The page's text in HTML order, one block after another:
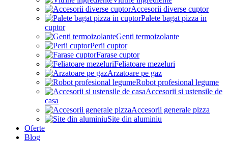
Accesorii diverse cuptor
Palete bagat pizza in
cuptor
Genti termoizolante
Perii cuptor
Farase cuptor
Feliatoare mezeluri
Arzatoare pe gaz
Robot profesional legume
Accesorii si ustensile de
casa
Accesorii generale pizza
Site din aluminiu
Oferte
Blog